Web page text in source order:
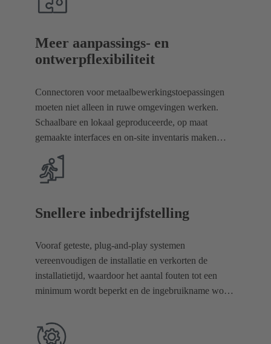
Meer aanpassings- en
ontwerpflexibiliteit
Connectoren voor metaalbewerkingstoepassingen
moeten niet alleen in ruwe omgevingen werken.
Schaalbare en lokaal geproduceerde, op maat
gemaakte interfaces en on-site inventaris maken
snellere levering en betrouwbaardere inkoop
mogelijk.
Snellere inbedrijfstelling
Vooraf geteste, plug-and-play systemen
vereenvoudigen de installatie en verkorten de
installatietijd, waardoor het aantal fouten tot een
minimum wordt beperkt en de ingebruikname wordt
om extra tijd te besparen.